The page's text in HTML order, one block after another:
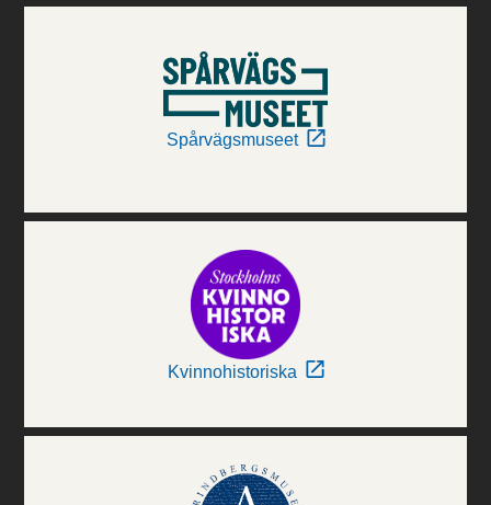
Spårvägsmuseet
Kvinnohistoriska